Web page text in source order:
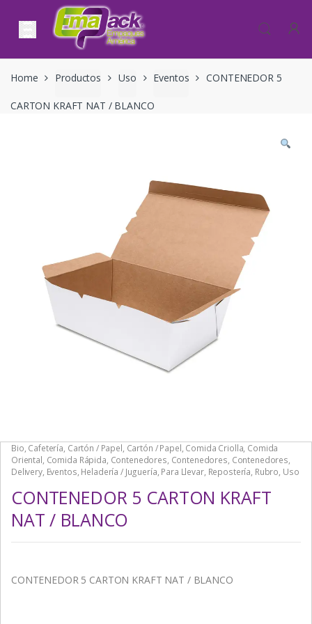
Skip to navigation
Skip to content
Home Productos Uso Eventos CONTENEDOR 5
CARTON KRAFT NAT / BLANCO
Bio, Cafetería, Cartón / Papel, Cartón / Papel, Comida Criolla, Comida
Oriental, Comida Rápida, Contenedores, Contenedores, Contenedores,
Delivery, Eventos, Heladería / Juguería, Para Llevar, Repostería, Rubro, Uso
CONTENEDOR 5 CARTON KRAFT
NAT / BLANCO
CONTENEDOR 5 CARTON KRAFT NAT / BLANCO